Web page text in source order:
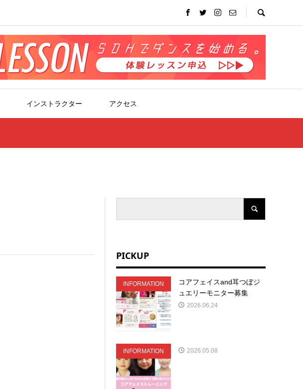
インストラクター アクセス
PICKUP
INFORMATION
コアフェイスand耳つぼジ
ュエリーモニター募集
2026.06.24
INFORMATION 2026.05.08